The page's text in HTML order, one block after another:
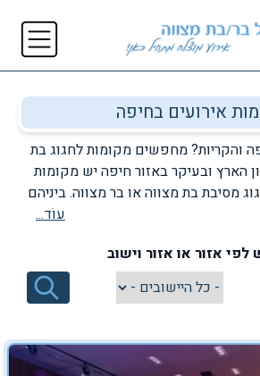
אירועים בחיפה
והקריות? מחפשים מקומות לחגוג בת
הארץ ובעיקר באזור חיפה יש מקומות
מסיבת בת מצווה או בר מצווה. ביניהם
שנות ניסיון רבות בהפקת אירועים,
בחיפה והקריות מקומות מדליקים, עם
אטרקציות לחשמול האווירה, אוכל
עדכנית - לחגוג את בת המצווה. רק
הכנסו לכל אחד מהמקומות המופיעים
הנכון לחגיגה חיפאית בלתי נשכחת!
עוֹד...
לפי אזור או אזור וישוב